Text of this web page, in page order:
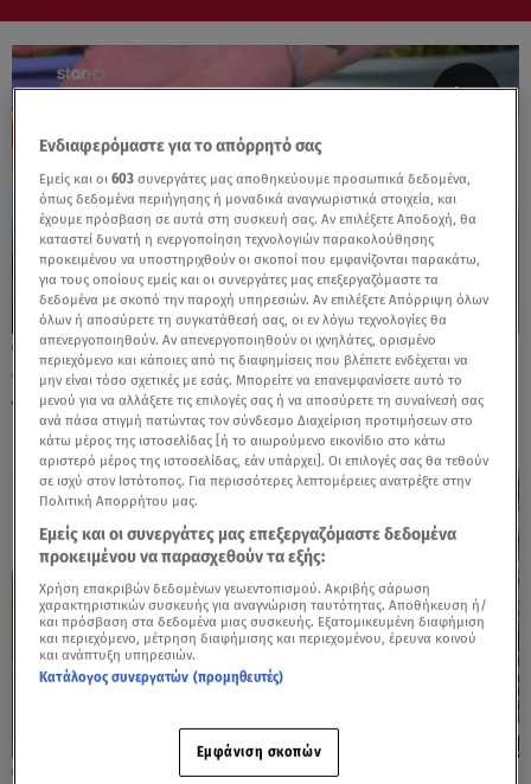
06.06.25, 12:56
Θέλεις ένα υγιεινό και λαχταριστό
γιαουρτογλυκό ; Δες αυτή τη συνταγή
Ενδιαφερόμαστε για το απόρρητό σας
Εμείς και οι603 συνεργάτες μας αποθηκεύουμε προσωπικά δεδομένα,
όπως δεδομένα περιήγησης ή μοναδικά αναγνωριστικά στοιχεία, και
έχουμε πρόσβαση σε αυτά στη συσκευή σας. Αν επιλέξετε Αποδοχή, θα
καταστεί δυνατή η ενεργοποίηση τεχνολογιών παρακολούθησης
προκειμένου να υποστηριχθούν οι σκοποί που εμφανίζονται παρακάτω,
για τους οποίους εμείς και οι συνεργάτες μας επεξεργαζόμαστε τα
δεδομένα με σκοπό την παροχή υπηρεσιών. Αν επιλέξετε Απόρριψη όλων
όλων ή αποσύρετε τη συγκατάθεσή σας, οι εν λόγω τεχνολογίες θα
απενεργοποιηθούν. Αν απενεργοποιηθούν οι ιχνηλάτες, ορισμένο
περιεχόμενο και κάποιες από τις διαφημίσεις που βλέπετε ενδέχεται να
μην είναι τόσο σχετικές με εσάς. Μπορείτε να επανεμφανίσετε αυτό το
μενού για να αλλάξετε τις επιλογές σας ή να αποσύρετε τη συναίνεσή σας
ανά πάσα στιγμή πατώντας τον σύνδεσμο Διαχείριση προτιμήσεων στο
κάτω μέρος της ιστοσελίδας [ή το αιωρούμενο εικονίδιο στο κάτω
αριστερό μέρος της ιστοσελίδας, εάν υπάρχει]. Οι επιλογές σας θα τεθούν
σε ισχύ στον Ιστότοπος. Για περισσότερες λεπτομέρειες ανατρέξτε στην
Πολιτική Απορρήτου μας.
Εμείς και οι συνεργάτες μας επεξεργαζόμαστε δεδομένα
προκειμένου να παρασχεθούν τα εξής:
Χρήση επακριβών δεδομένων γεωεντοπισμού. Ακριβής σάρωση
χαρακτηριστικών συσκευής για αναγνώριση ταυτότητας. Αποθήκευση ή/
και πρόσβαση στα δεδομένα μιας συσκευής. Εξατομικευμένη διαφήμιση
και περιεχόμενο, μέτρηση διαφήμισης και περιεχομένου, έρευνα κοινού
και ανάπτυξη υπηρεσιών.
Κατάλογος συνεργατών (προμηθευτές)
Εμφάνιση σκοπών